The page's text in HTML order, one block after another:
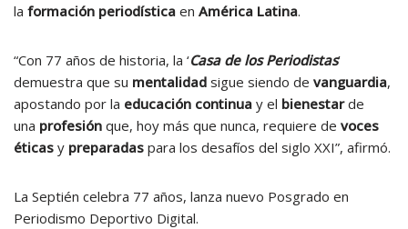
la formación periodística en América Latina.
“Con 77 años de historia, la ‘Casa de los Periodistas’
demuestra que su mentalidad sigue siendo de vanguardia,
apostando por la educación continua y el bienestarde
una profesión que, hoy más que nunca, requiere de voces
éticas y preparadas para los desafíos del siglo XXI”, afirmó.
La Septién celebra 77 años, lanza nuevo Posgrado en
Periodismo Deportivo Digital.